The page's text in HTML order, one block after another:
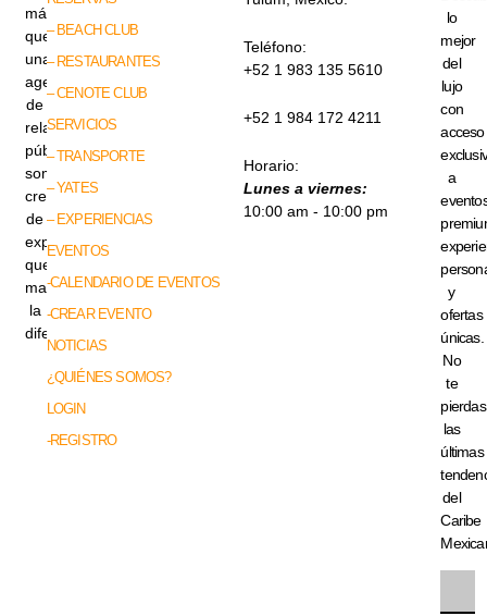
más
que
una
agencia
de
relaciones
públicas,
somos
creadores
de
experiencias
que
marcan
la
diferencia.
– BEACH CLUB
– RESTAURANTES
– CENOTE CLUB
SERVICIOS
– TRANSPORTE
– YATES
– EXPERIENCIAS
EVENTOS
-CALENDARIO DE EVENTOS
-CREAR EVENTO
NOTICIAS
¿QUIÉNES SOMOS?
LOGIN
-REGISTRO
Teléfono:
+52 1 983 135 5610
+52 1 984 172 4211
Horario:
Lunes a viernes:
10:00 am - 10:00 pm
lo
mejor
del
lujo
con
acceso
a
y
ofertas
únicas.
No
te
pierdas
las
últimas
del
Caribe